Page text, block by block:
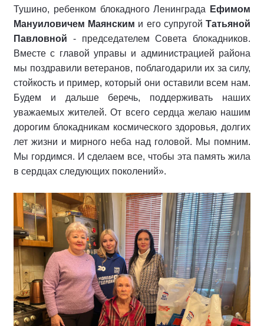
Тушино, ребенком блокадного Ленинграда Ефимом
Мануиловичем Маянским и его супругойТатьяной
Павловной - председателем Совета блокадников.
Вместе с главой управы и администрацией района
мы поздравили ветеранов, поблагодарили их за силу,
стойкость и пример, который они оставили всем нам.
Будем и дальше беречь, поддерживать наших
уважаемых жителей.От всего сердца желаю нашим
дорогим блокадникам космического здоровья, долгих
лет жизни и мирного неба над головой. Мы помним.
Мы гордимся. И сделаем все, чтобы эта память жила
в сердцах следующих поколений».